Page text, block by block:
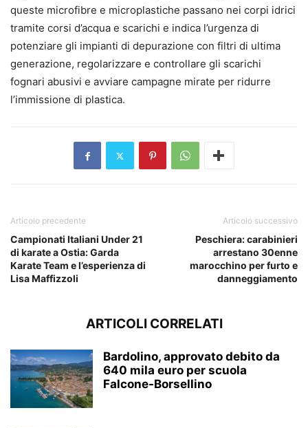
queste microfibre e microplastiche passano nei corpi idrici
tramite corsi d’acqua e scarichi e indica l’urgenza di
potenziare gli impianti di depurazione con filtri di ultima
generazione, regolarizzare e controllare gli scarichi
fognari abusivi e avviare campagne mirate per ridurre
l’immissione di plastica.
Articolo precedente
Campionati Italiani Under 21
di karate a Ostia: Garda
Karate Team e l’esperienza di
Lisa Maffizzoli
Articolo successivo
Peschiera: carabinieri
arrestano 30enne
marocchino per furto e
danneggiamento
ARTICOLI CORRELATI
Bardolino, approvato debito da
640 mila euro per scuola
Falcone-Borsellino